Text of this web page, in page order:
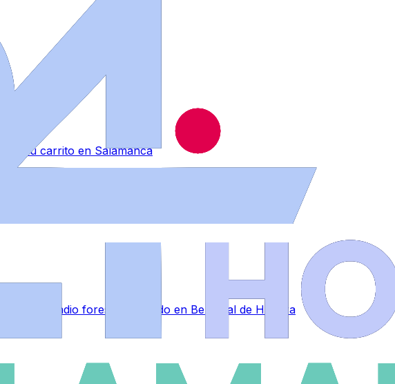
su carrito en Salamanca
del incendio forestal ocurrido en Berrocal de Huebra